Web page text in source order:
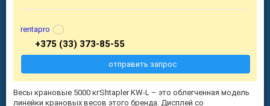
Весы крановые 5000 кгShtapler KW-L – это облегченная модель
линейки крановых весов этого бренда. Дисплей со
rentapro
+375 (33) 373-85-55
отправить запрос